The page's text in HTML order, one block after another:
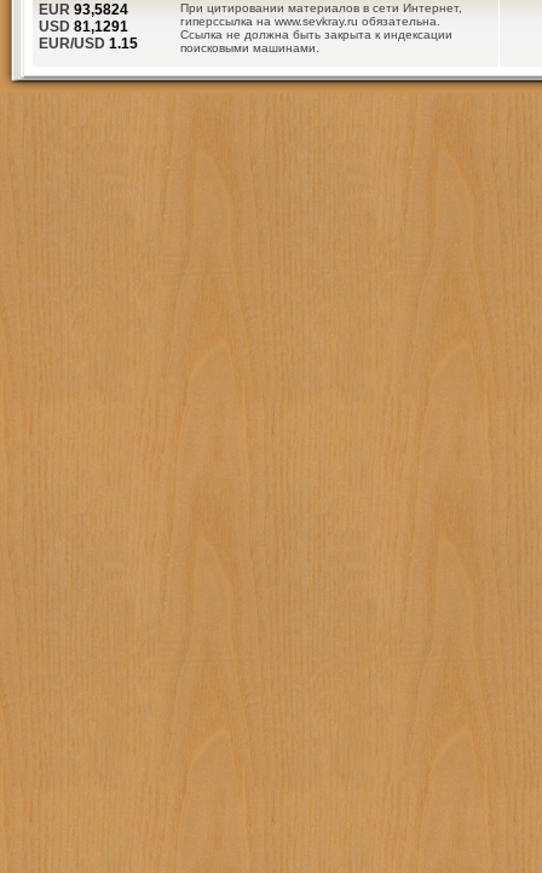
При цитировании материалов в сети Интернет,
гиперссылка на www.sevkray.ru обязательна.
Ссылка не должна быть закрыта к индексации
поисковыми машинами.
EUR 93,5824
USD 81,1291
EUR/USD 1.15